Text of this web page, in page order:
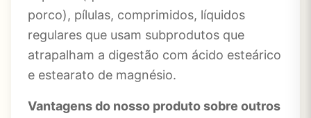
porco), pílulas, comprimidos, líquidos
regulares que usam subprodutos que
atrapalham a digestão com ácido esteárico
e estearato de magnésio.
Vantagens do nosso produto sobre outros